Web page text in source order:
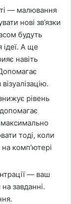
— малювання
нові зв’язки
будуть
ідеї. А ще
навіть
рівень
максимально
тоді, коли
комп’ютері
— ваш
завданні.